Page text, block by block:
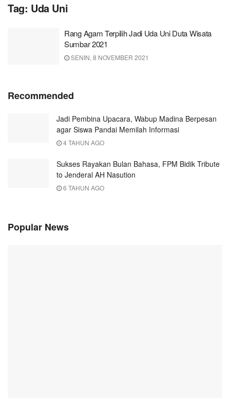
Tag: Uda Uni
Rang Agam Terpilih Jadi Uda Uni Duta Wisata
Sumbar 2021
SENIN, 8 NOVEMBER 2021
Recommended
Jadi Pembina Upacara, Wabup Madina Berpesan
agar Siswa Pandai Memilah Informasi
4 TAHUN AGO
Sukses Rayakan Bulan Bahasa, FPM Bidik Tribute
to Jenderal AH Nasution
6 TAHUN AGO
Popular News